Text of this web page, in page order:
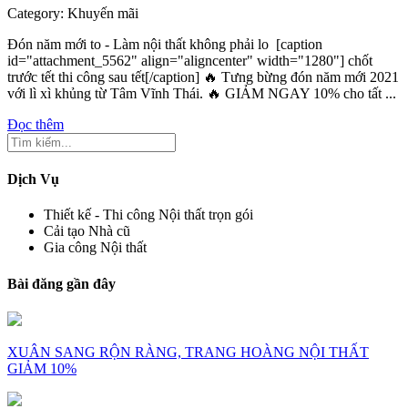
Category: Khuyến mãi
Đón năm mới to - Làm nội thất không phải lo [caption
id="attachment_5562" align="aligncenter" width="1280"] chốt
trước tết thi công sau tết[/caption] 🔥 Tưng bừng đón năm mới 2021
với lì xì khủng từ Tâm Vĩnh Thái. 🔥 GIẢM NGAY 10% cho tất ...
Đọc thêm
Dịch Vụ
Thiết kế - Thi công Nội thất trọn gói
Cải tạo Nhà cũ
Gia công Nội thất
Bài đăng gần đây
XUÂN SANG RỘN RÀNG, TRANG HOÀNG NỘI THẤT
GIẢM 10%